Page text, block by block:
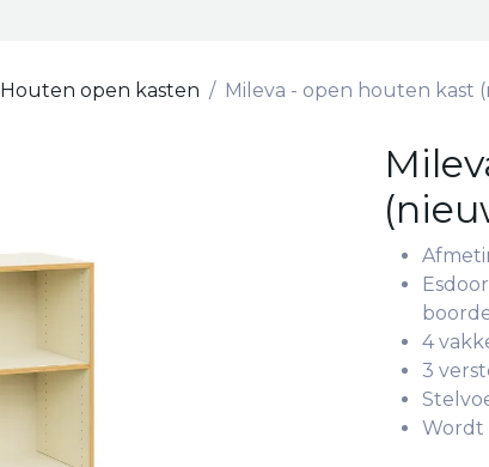
Houten open kasten Mileva - open houten kast
4
3
Wordt